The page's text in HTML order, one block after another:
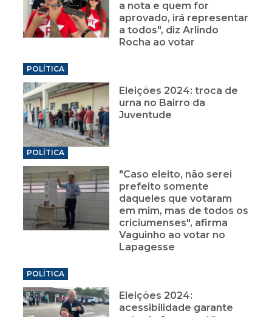
a nota e quem for
aprovado, irá representar
a todos", diz Arlindo
Rocha ao votar
POLÍTICA
Eleições 2024: troca de
urna no Bairro da
Juventude
POLÍTICA
"Caso eleito, não serei
prefeito somente
daqueles que votaram
em mim, mas de todos os
criciumenses", afirma
Vaguinho ao votar no
Lapagesse
POLÍTICA
Eleições 2024:
acessibilidade garante